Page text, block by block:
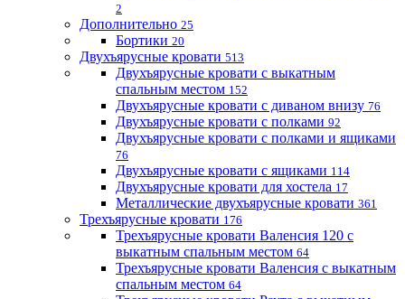
2
Дополнительно 25
Бортики 20
Двухъярусные кровати 513
Двухъярусные кровати с выкатным
спальным местом 152
Двухъярусные кровати с диваном внизу 76
Двухъярусные кровати с полками 92
Двухъярусные кровати с полками и ящиками
76
Двухъярусные кровати с ящиками 114
Двухъярусные кровати для хостела 17
Металлические двухъярусные кровати 361
Трехъярусные кровати 176
Трехъярусные кровати Валенсия 120 с
выкатным спальным местом 64
Трехъярусные кровати Валенсия с выкатным
спальным местом 64